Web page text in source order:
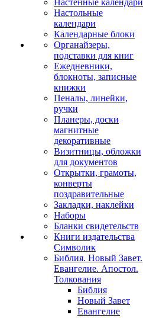
Настенные календари
Настольные
календари
Календарные блоки
Органайзеры,
подставки для книг
Ежедневники,
блокноты, записные
книжки
Пеналы, линейки,
ручки
Планеры, доски
магнитные
декоративные
Визитницы, обложки
для документов
Открытки, грамоты,
конверты
поздравительные
Закладки, наклейки
Наборы
Бланки свидетельств
Книги издательства
Символик
Библия. Новый Завет.
Евангелие. Апостол.
Толкования
Библия
Новый Завет
Евангелие